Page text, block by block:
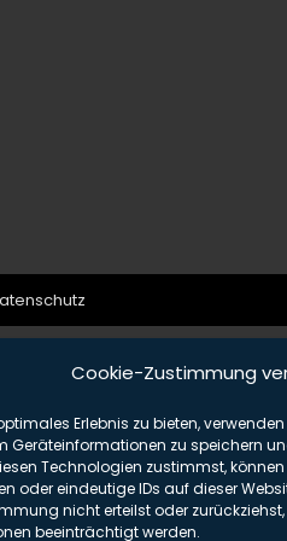
Cookie-Zustimmung
Erlebnis zu bieten,
Geräteinformationen zu speichern
Technologien zustimmst,
oder eindeutige IDs auf dieser
nicht erteilst oder
beeinträchtigt werden.